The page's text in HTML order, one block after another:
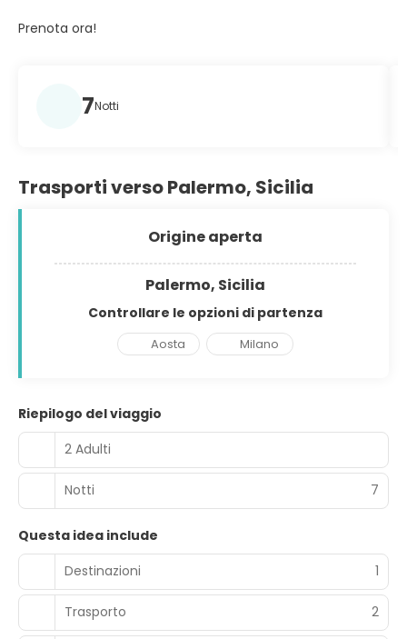
Prenota ora!
7Notti
Trasporti verso Palermo, Sicilia
Origine aperta
Palermo, Sicilia
Controllare le opzioni di partenza
Aosta Milano
Riepilogo del viaggio
2 Adulti
Notti 7
Questa idea include
Destinazioni
1
Trasporto 2